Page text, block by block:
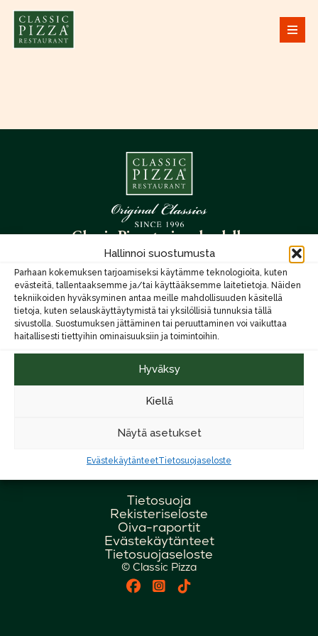
Hallinnoi suostumusta
Parhaan kokemuksen tarjoamiseksi käytämme teknologioita, kuten
evästeitä, tallentaaksemme ja/tai käyttääksemme laitetietoja. Näiden
tekniikoiden hyväksyminen antaa meille mahdollisuuden käsitellä
tietoja, kuten selauskäyttäytymistä tai yksilöllisiä tunnuksia tällä
sivustolla. Suostumuksen jättäminen tai peruuttaminen voi vaikuttaa
haitallisesti tiettyihin ominaisuuksiin ja toimintoihin.
Hyväksy
Kiellä
Näytä asetukset
EvästekäytänteetTietosuojaseloste
Classic Pizzatarjoaa huolella
valmistettuja premium-luokan
pizzoja laadukkaista raaka-
aineista rennossa ympäristössä,
jossa klassikot saavat loistaa ja
jokainen vierailu on hetki
omassa kuplassa.
Kampanjat
Menu
Työpaikat
Tietosuoja
Rekisteriseloste
Oiva-raportit
Evästekäytänteet
Tietosuojaseloste
© Classic Pizza